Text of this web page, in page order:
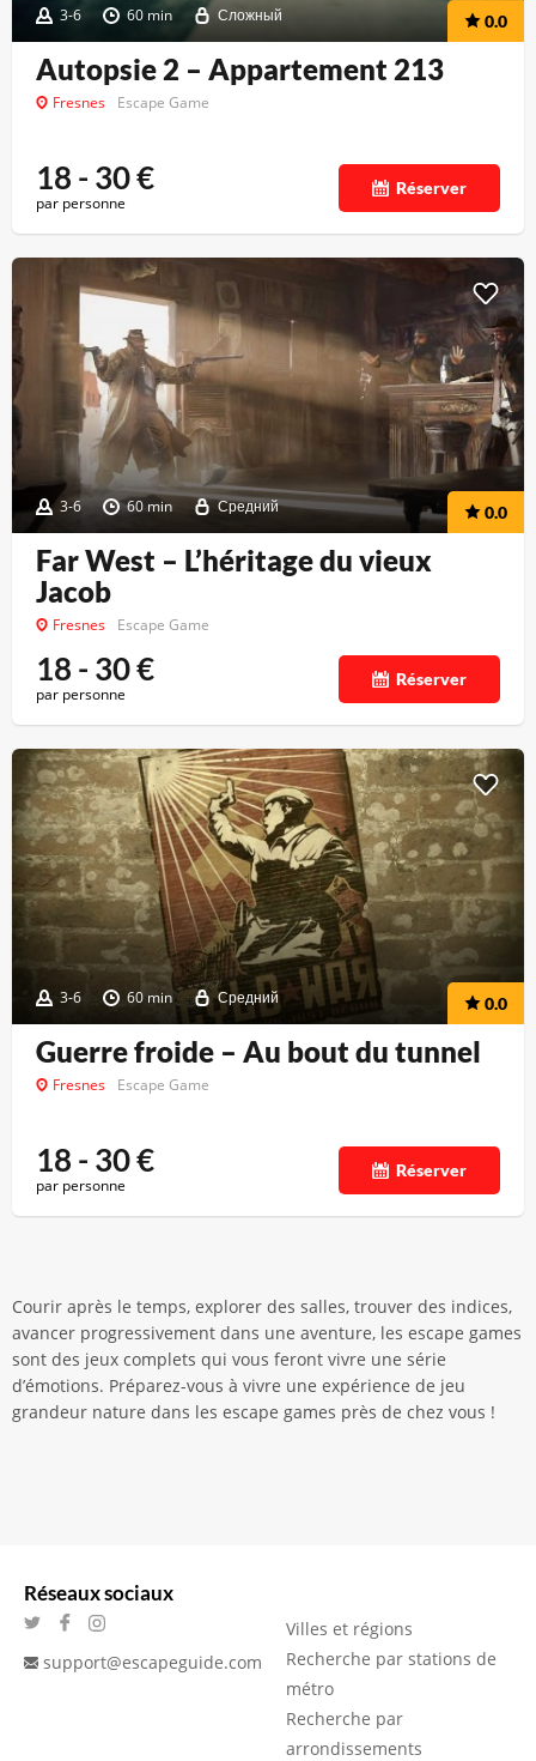
3-6 60 min Сложный 0.0
Autopsie 2 – Appartement 213
Fresnes Escape Game
18 - 30€
par personne
Réserver
3-6 60 min Средний 0.0
Far West – L’héritage du vieux
Jacob
Fresnes Escape Game
18 - 30€
par personne
Réserver
3-6 60 min Средний 0.0
Guerre froide – Au bout du tunnel
Fresnes Escape Game
18 - 30€
par personne
Réserver
Courir après le temps, explorer des salles, trouver des indices,
avancer progressivement dans une aventure, les escape games
sont des jeux complets qui vous feront vivre une série
d’émotions. Préparez-vous à vivre une expérience de jeu
grandeur nature dans les escape games près de chez vous !
Réseaux sociaux
support@escapeguide.com
Villes et régions
Recherche par stations de
métro
Recherche par
arrondissements